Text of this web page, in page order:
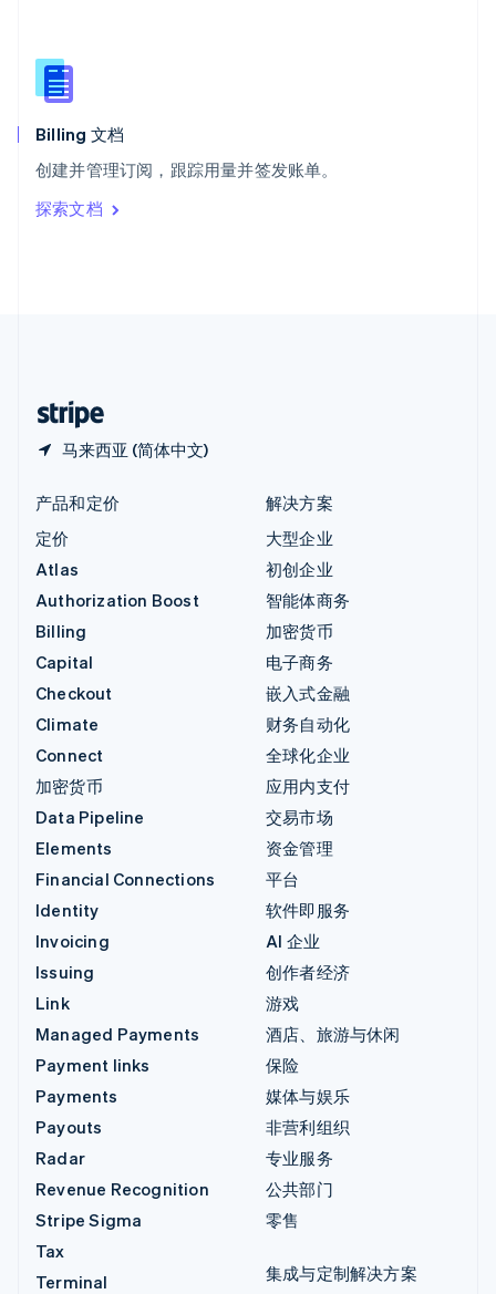
Billing 文档
创建并管理订阅，跟踪用量并签发账单。
探索文档
马来西亚 (简体中文)
新西兰
English
匈牙利
English
ItalianoEnglish
印度
English
产品和定价
定价
Atlas
Authorization Boost
Billing
Capital
Checkout
Climate
Connect
加密货币
Data Pipeline
Elements
Financial Connections
Identity
Invoicing
Issuing
Link
Managed Payments
Payment links
Payments
Payouts
Radar
Revenue Recognition
Stripe Sigma
Tax
Terminal
解决方案
大型企业
初创企业
智能体商务
加密货币
电子商务
嵌入式金融
财务自动化
全球化企业
应用内支付
交易市场
资金管理
平台
软件即服务
AI 企业
创作者经济
游戏
酒店、旅游与休闲
保险
媒体与娱乐
非营利组织
专业服务
公共部门
零售
集成与定制解决方案